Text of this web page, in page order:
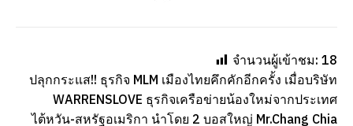
จำนวนผู้เข้าชม: 18
ปลุกกระแส!! ธุรกิจ MLM เมืองไทยคึกคักอีกครั้ง เมื่อบริษัท
WARRENSLOVE ธุรกิจเครือข่ายน้องใหม่จากประเทศ
ไต้หวัน-สหรัฐอเมริกา นำโดย 2 บอสใหญ่ Mr.Chang Chia